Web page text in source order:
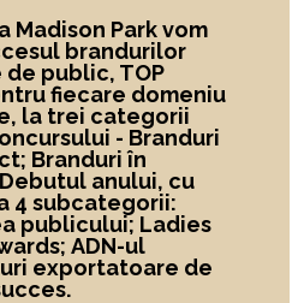
Madison Park vom
brandurilor
public, TOP
fiecare domeniu
la trei categorii
- Branduri
Branduri în
anului, cu
4 subcategorii:
publicului; Ladies
ADN-ul
exportatoare de